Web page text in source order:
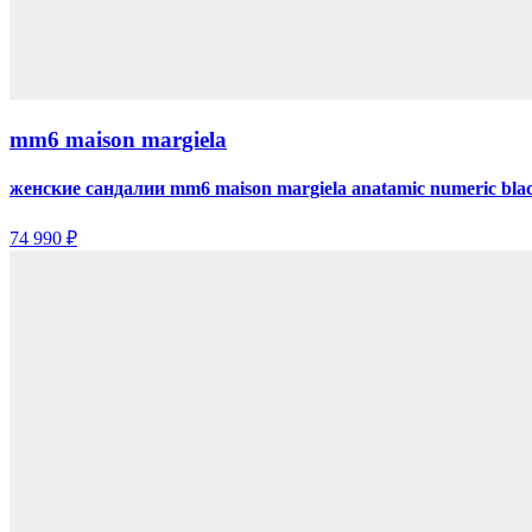
mm6 maison margiela
женские сандалии mm6 maison margiela anatamic numeric
74 990 ₽